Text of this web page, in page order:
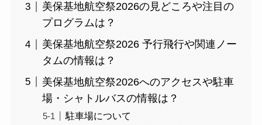
美保基地航空祭2026の見どころや注目の
プログラムは？
美保基地航空祭2026 予行飛行や関連ノー
タムの情報は？
美保基地航空祭2026へのアクセスや駐車
場・シャトルバスの情報は？
駐車場について